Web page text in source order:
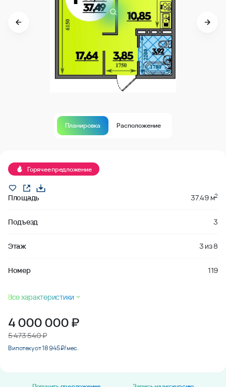
Планировка Расположение
Горячее предложение
Площадь 37.49 м2
Подъезд 3
Этаж 3 из8
Номер 119
Все характеристики
4 000 000₽
5 473 540 ₽
В ипотеку от 18 945 ₽/мес.